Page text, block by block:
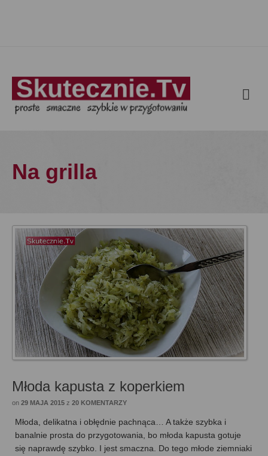
Na grilla
Młoda kapusta z koperkiem
on 29 MAJA 2015 z 20 KOMENTARZY
Młoda, delikatna i obłędnie pachnąca… A także szybka i
banalnie prosta do przygotowania, bo młoda kapusta gotuje
się naprawdę szybko. I jest smaczna. Do tego młode ziemniaki